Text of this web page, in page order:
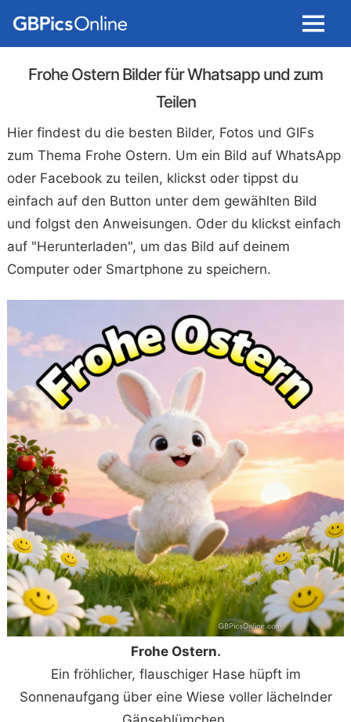
Menu
Frohe Ostern Bilder für Whatsapp und zum
Teilen
Hier findest du die besten Bilder, Fotos und GIFs
zum Thema Frohe Ostern. Um ein Bild auf WhatsApp
oder Facebook zu teilen, klickst oder tippst du
einfach auf den Button unter dem gewählten Bild
und folgst den Anweisungen. Oder du klickst einfach
auf "Herunterladen", um das Bild auf deinem
Computer oder Smartphone zu speichern.
Frohe Ostern.
Ein fröhlicher, flauschiger Hase hüpft im
Sonnenaufgang über eine Wiese voller lächelnder